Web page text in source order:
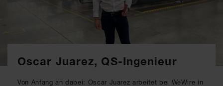
Oscar Juarez, QS-Ingenieur
Von Anfang an dabei: Oscar Juarez arbeitet bei WeWire in